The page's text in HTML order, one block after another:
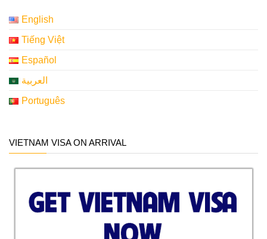
English
Tiếng Việt
Español
العربية
Português
VIETNAM VISA ON ARRIVAL